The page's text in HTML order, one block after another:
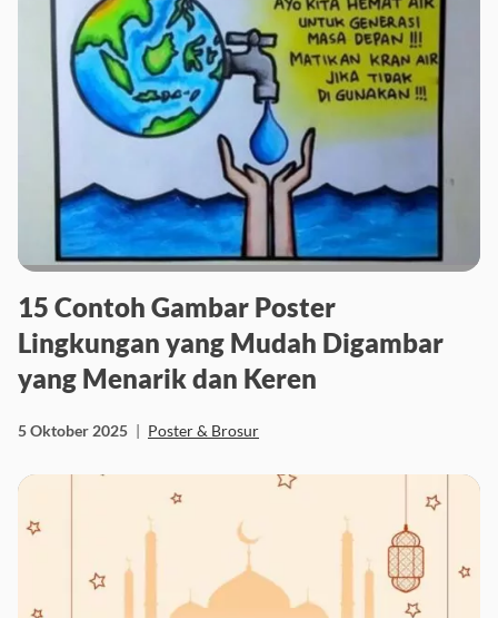
15 Contoh Gambar Poster
Lingkungan yang Mudah Digambar
yang Menarik dan Keren
5 Oktober 2025 | Poster & Brosur